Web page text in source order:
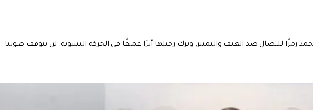
للنضال ضد العنف والتمييز، وترك رحيلها أثرًا عميقًا في الحركة النسوية. لن يتوقف صوتنا